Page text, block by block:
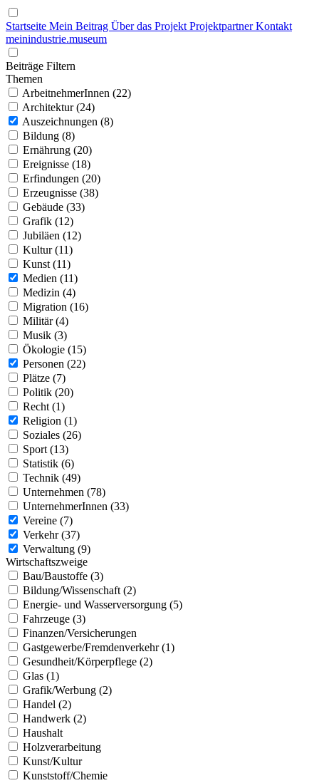
Startseite Mein Beitrag Über das Projekt ProjektpartnerKontakt
meinindustrie.museum
Beiträge Filtern
Themen
ArbeitnehmerInnen (22)
Architektur (24)
Auszeichnungen (8)
Bildung (8)
Ernährung (20)
Ereignisse (18)
Erfindungen (20)
Erzeugnisse (38)
Gebäude (33)
Grafik (12)
Jubiläen (12)
Kultur (11)
Kunst (11)
Medien (11)
Medizin (4)
Migration (16)
Militär (4)
Musik (3)
Ökologie (15)
Personen (22)
Plätze (7)
Politik (20)
Recht (1)
Religion (1)
Soziales (26)
Sport (13)
Statistik (6)
Technik (49)
Unternehmen (78)
UnternehmerInnen (33)
Vereine (7)
Verkehr (37)
Verwaltung (9)
Wirtschaftszweige
Bau/Baustoffe (3)
Bildung/Wissenschaft (2)
Energie- und Wasserversorgung (5)
Fahrzeuge (3)
Finanzen/Versicherungen
Gastgewerbe/Fremdenverkehr (1)
Gesundheit/Körperpflege (2)
Glas (1)
Grafik/Werbung (2)
Handel (2)
Handwerk (2)
Haushalt
Holzverarbeitung
Kunst/Kultur
Kunststoff/Chemie